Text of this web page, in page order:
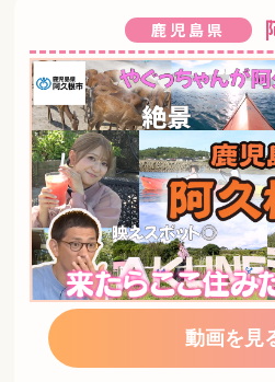
鹿児島県
動画を見